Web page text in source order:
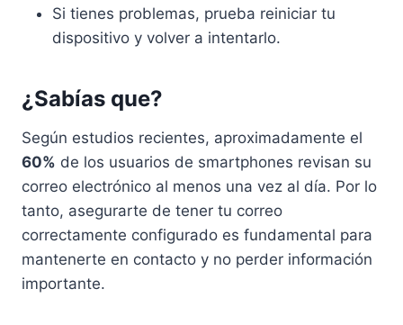
Si tienes problemas, prueba reiniciar tu
dispositivo y volver a intentarlo.
¿Sabías que?
Según estudios recientes, aproximadamente el
60% de los usuarios de smartphones revisan su
correo electrónico al menos una vez al día. Por lo
tanto, asegurarte de tener tu correo
correctamente configurado es fundamental para
mantenerte en contacto y no perder información
importante.